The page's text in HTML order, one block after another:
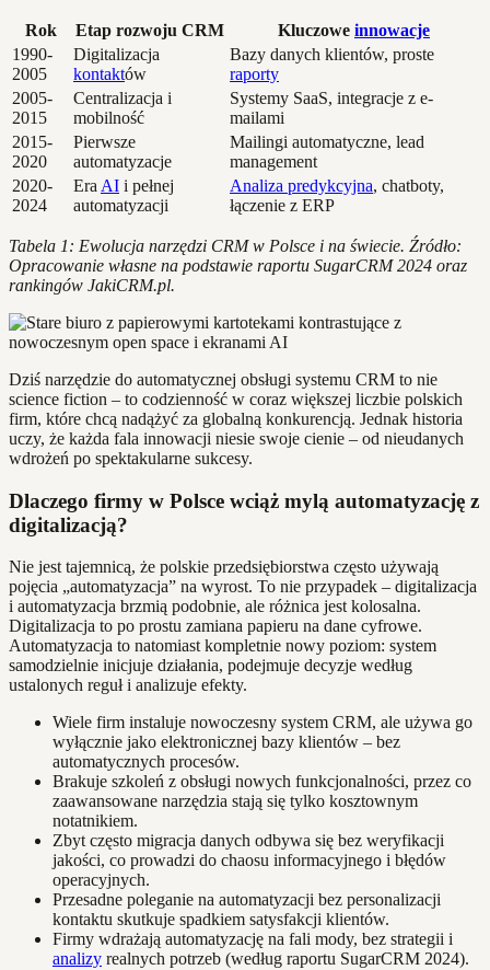
Rok Etap rozwoju CRM Kluczowe innowacje
1990-
2005
Digitalizacja
kontaktów
Bazy danych klientów, proste
raporty
2005-
2015
Centralizacja i
mobilność
Systemy SaaS, integracje z e-
mailami
2015-
2020
Pierwsze
automatyzacje
Mailingi automatyczne, lead
management
2020-
2024
Era AI i pełnej
automatyzacji
Analiza predykcyjna, chatboty,
łączenie z ERP
Tabela 1: Ewolucja narzędzi CRM w Polsce i na świecie. Źródło:
Opracowanie własne na podstawie raportu SugarCRM 2024 oraz
rankingów JakiCRM.pl.
Dziś narzędzie do automatycznej obsługi systemu CRM to nie
science fiction – to codzienność w coraz większej liczbie polskich
firm, które chcą nadążyć za globalną konkurencją. Jednak historia
uczy, że każda fala innowacji niesie swoje cienie – od nieudanych
wdrożeń po spektakularne sukcesy.
Dlaczego firmy w Polsce wciąż mylą automatyzację z
digitalizacją?
Nie jest tajemnicą, że polskie przedsiębiorstwa często używają
pojęcia „automatyzacja” na wyrost. To nie przypadek – digitalizacja
i automatyzacja brzmią podobnie, ale różnica jest kolosalna.
Digitalizacja to po prostu zamiana papieru na dane cyfrowe.
Automatyzacja to natomiast kompletnie nowy poziom: system
samodzielnie inicjuje działania, podejmuje decyzje według
ustalonych reguł i analizuje efekty.
Wiele firm instaluje nowoczesny system CRM, ale używa go
wyłącznie jako elektronicznej bazy klientów – bez
automatycznych procesów.
Brakuje szkoleń z obsługi nowych funkcjonalności, przez co
zaawansowane narzędzia stają się tylko kosztownym
notatnikiem.
Zbyt często migracja danych odbywa się bez weryfikacji
jakości, co prowadzi do chaosu informacyjnego i błędów
operacyjnych.
Przesadne poleganie na automatyzacji bez personalizacji
kontaktu skutkuje spadkiem satysfakcji klientów.
Firmy wdrażają automatyzację na fali mody, bez strategii i
analizy realnych potrzeb (według raportu SugarCRM 2024).